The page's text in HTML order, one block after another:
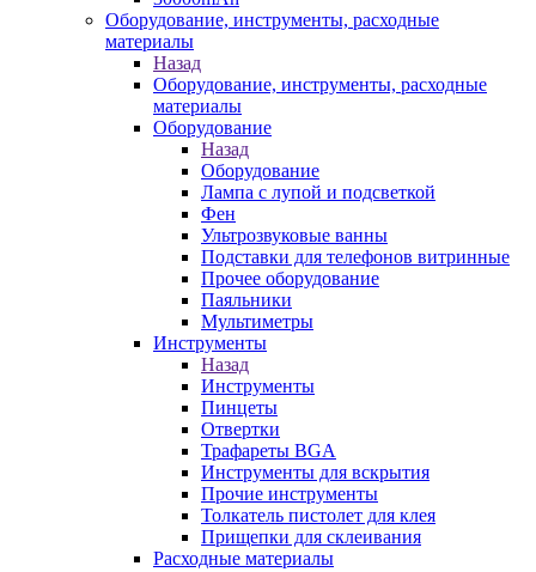
Оборудование, инструменты, расходные
материалы
Назад
Оборудование, инструменты, расходные
материалы
Оборудование
Назад
Оборудование
Лампа с лупой и подсветкой
Фен
Ультрозвуковые ванны
Подставки для телефонов витринные
Прочее оборудование
Паяльники
Мультиметры
Инструменты
Назад
Инструменты
Пинцеты
Отвертки
Трафареты BGA
Инструменты для вскрытия
Прочие инструменты
Толкатель пистолет для клея
Прищепки для склеивания
Расходные материалы